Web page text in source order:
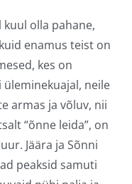
olla pahane,
enamus teist on
kes on
üleminekuajal, neile
armas ja võluv, nii
“õnne leida”, on
Jäära ja Sõnni
peaksid samuti